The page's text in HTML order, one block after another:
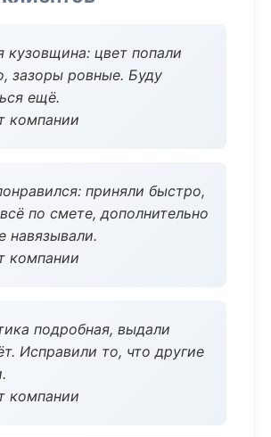
кузовщина: цвет попали
зазоры ровные. Буду
ещё.
компании
приняли быстро,
по смете, дополнительно
навязывали.
компании
подробная, выдали
Исправили то, что другие
компании